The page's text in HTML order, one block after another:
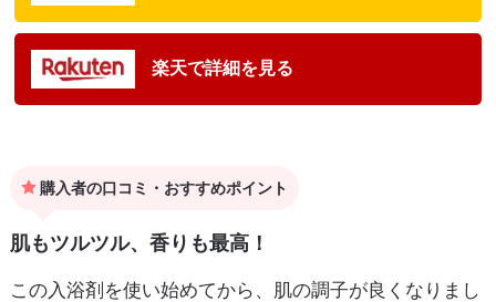
楽天で詳細を見る
購入者の口コミ・おすすめポイント
肌もツルツル、香りも最高！
この入浴剤を使い始めてから、肌の調子が良くなりまし